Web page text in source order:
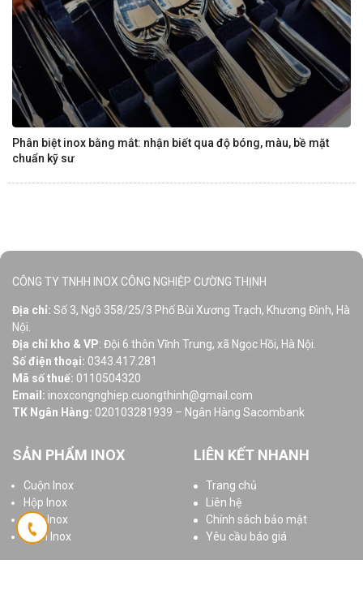
Phân biệt inox bằng mắt: nhận biết qua độ bóng, màu, bề mặt
chuẩn kỹ sư
CÔNG TY TNHH INOX CÔNG NGHIỆP CƯỜNG THỊNH
Địa chỉ: Số 3, Ngõ 358/25/3 Phố Bùi Xương Trạch, Khương Đình, Hà
Nội.
Địa chỉ kho & VP: Đội 6 thôn Vĩnh Trung, xã Ngọc Hồi, Hà Nội.
Số điện thoại: 0343.417.281
Mã số thuế: 0110504320
Email: inoxcongnghiep.cuongthinh@gmail.com
TK Ngân Hàng: 020103281939 – Ngân Hàng Sacombank
SẢN PHẨM INOX
Cuộn Inox
Hộp Inox
Ống Inox
Tấm Inox
LIÊN KẾT NHANH
Trang chủ
Liên hệ
Chính sách bảo mật
Yêu cầu báo giá